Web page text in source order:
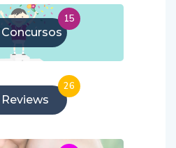
Concursos
15
Reviews
26